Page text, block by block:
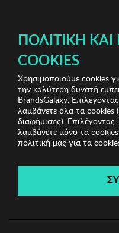
Jewels Shop
Σκουλαρίκια Regina
Jewels Shop
Λήγει σε: 00ημέρες | 00
ΠΟΛΙΤΙΚΉ
COOKIES
Χρησιμοποιούμε cookies
την καλύτερη δυνατή
BrandsGalaxy.
λαμβάνετε όλα τα cookies
διαφήμισης).
λαμβάνετε μόνο τα
πολιτική μας για τα